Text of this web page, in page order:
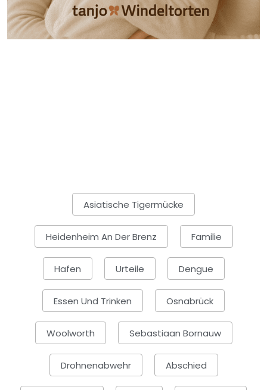
Asiatische Tigermücke
Heidenheim An Der Brenz Familie
Hafen Urteile Dengue
Essen Und Trinken Osnabrück
Woolworth Sebastiaan Bornauw
Drohnenabwehr Abschied